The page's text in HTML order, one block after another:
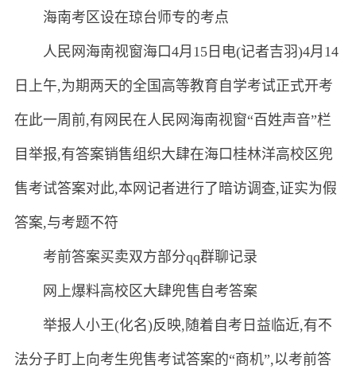
海南考区设在琼台师专的考点
人民网海南视窗海口4月15日电(记者吉羽)4月14
日上午,为期两天的全国高等教育自学考试正式开考
在此一周前,有网民在人民网海南视窗“百姓声音”栏
目举报,有答案销售组织大肆在海口桂林洋高校区兜
售考试答案对此,本网记者进行了暗访调查,证实为假
答案,与考题不符
考前答案买卖双方部分qq群聊记录
网上爆料高校区大肆兜售自考答案
举报人小王(化名)反映,随着自考日益临近,有不
法分子盯上向考生兜售考试答案的“商机”,以考前答